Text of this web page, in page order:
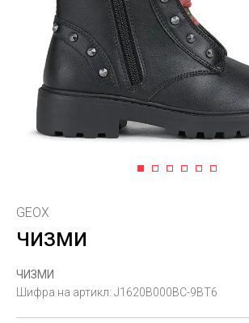
1 2 3 4 5 6
GEOX
ЧИЗМИ
ЧИЗМИ
Шифра на артикл: J1620B000BC-9BT6